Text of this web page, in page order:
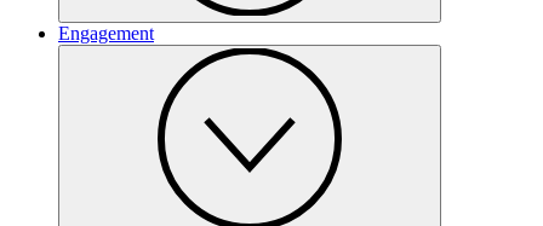
Engagement